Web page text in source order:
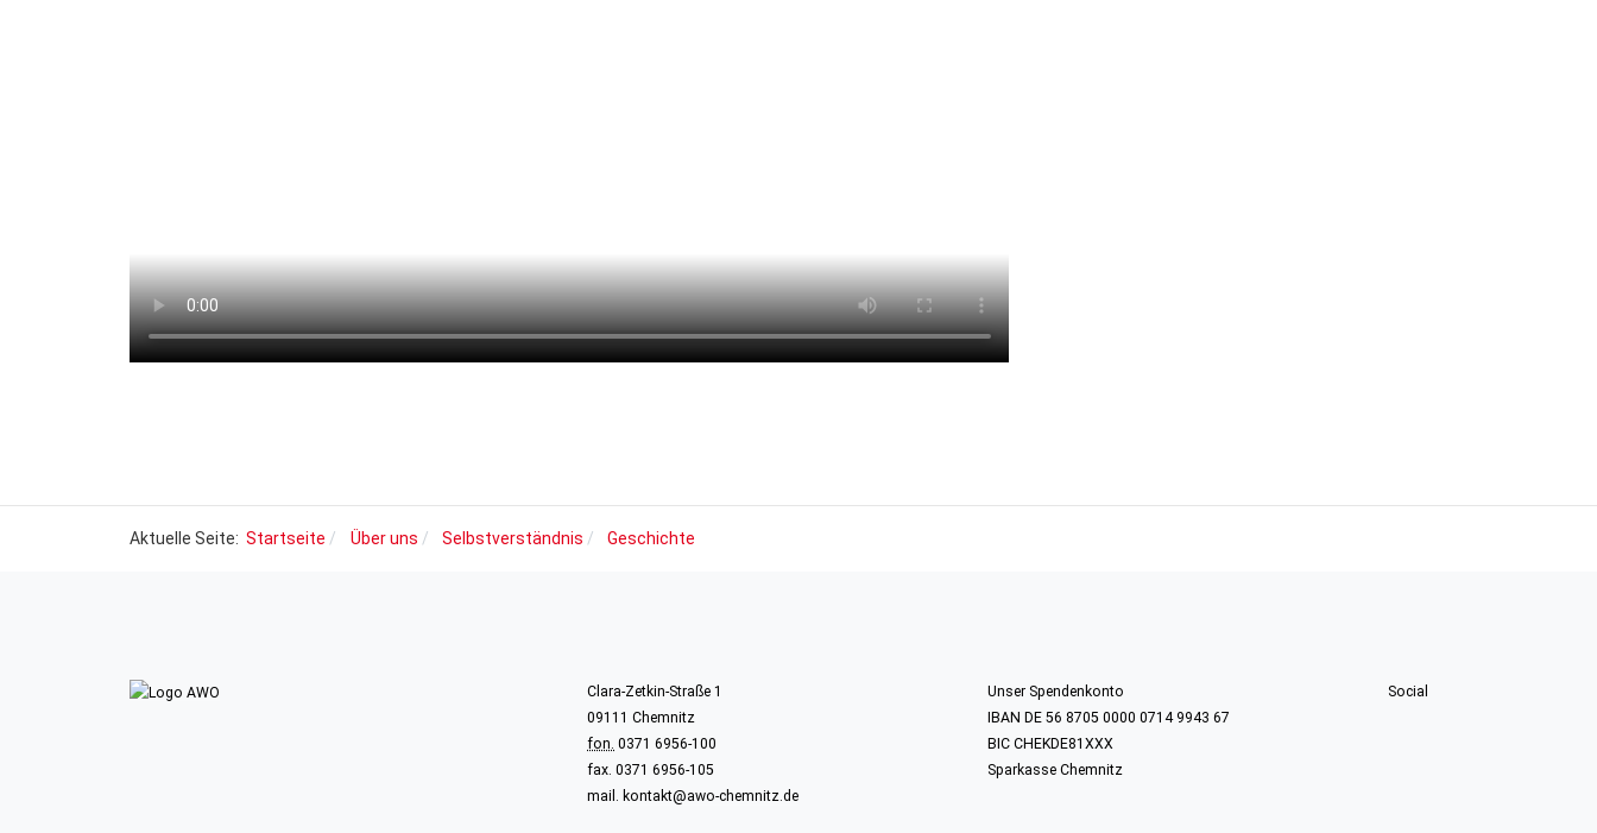
Aktuelle Seite:Startseite Über uns Selbstverständnis Geschichte
Clara-Zetkin-Straße 1
09111 Chemnitz
fon. 0371 6956-100
fax. 0371 6956-105
mail. kontakt@awo-chemnitz.de
Unser Spendenkonto
IBAN DE 56 8705 0000 0714 9943 67
BIC CHEKDE81XXX
Sparkasse Chemnitz
Social